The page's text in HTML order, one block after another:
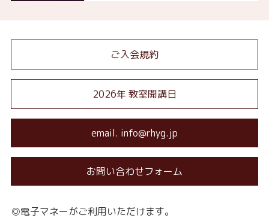
ご入会規約
2026年 教室開講日
email. info@rhyg.jp
お問い合わせフォーム
◎電子マネーがご利用いただけます。